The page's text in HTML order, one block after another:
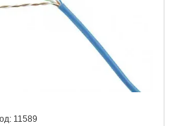
11589